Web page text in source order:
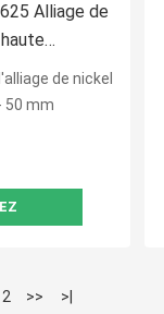
Alliage de
de nickel
50 mm
>> >|